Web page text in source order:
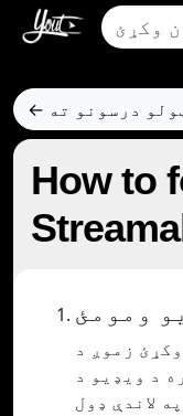
ټولو درسونو ته
How to
ومومئ
زموږ د